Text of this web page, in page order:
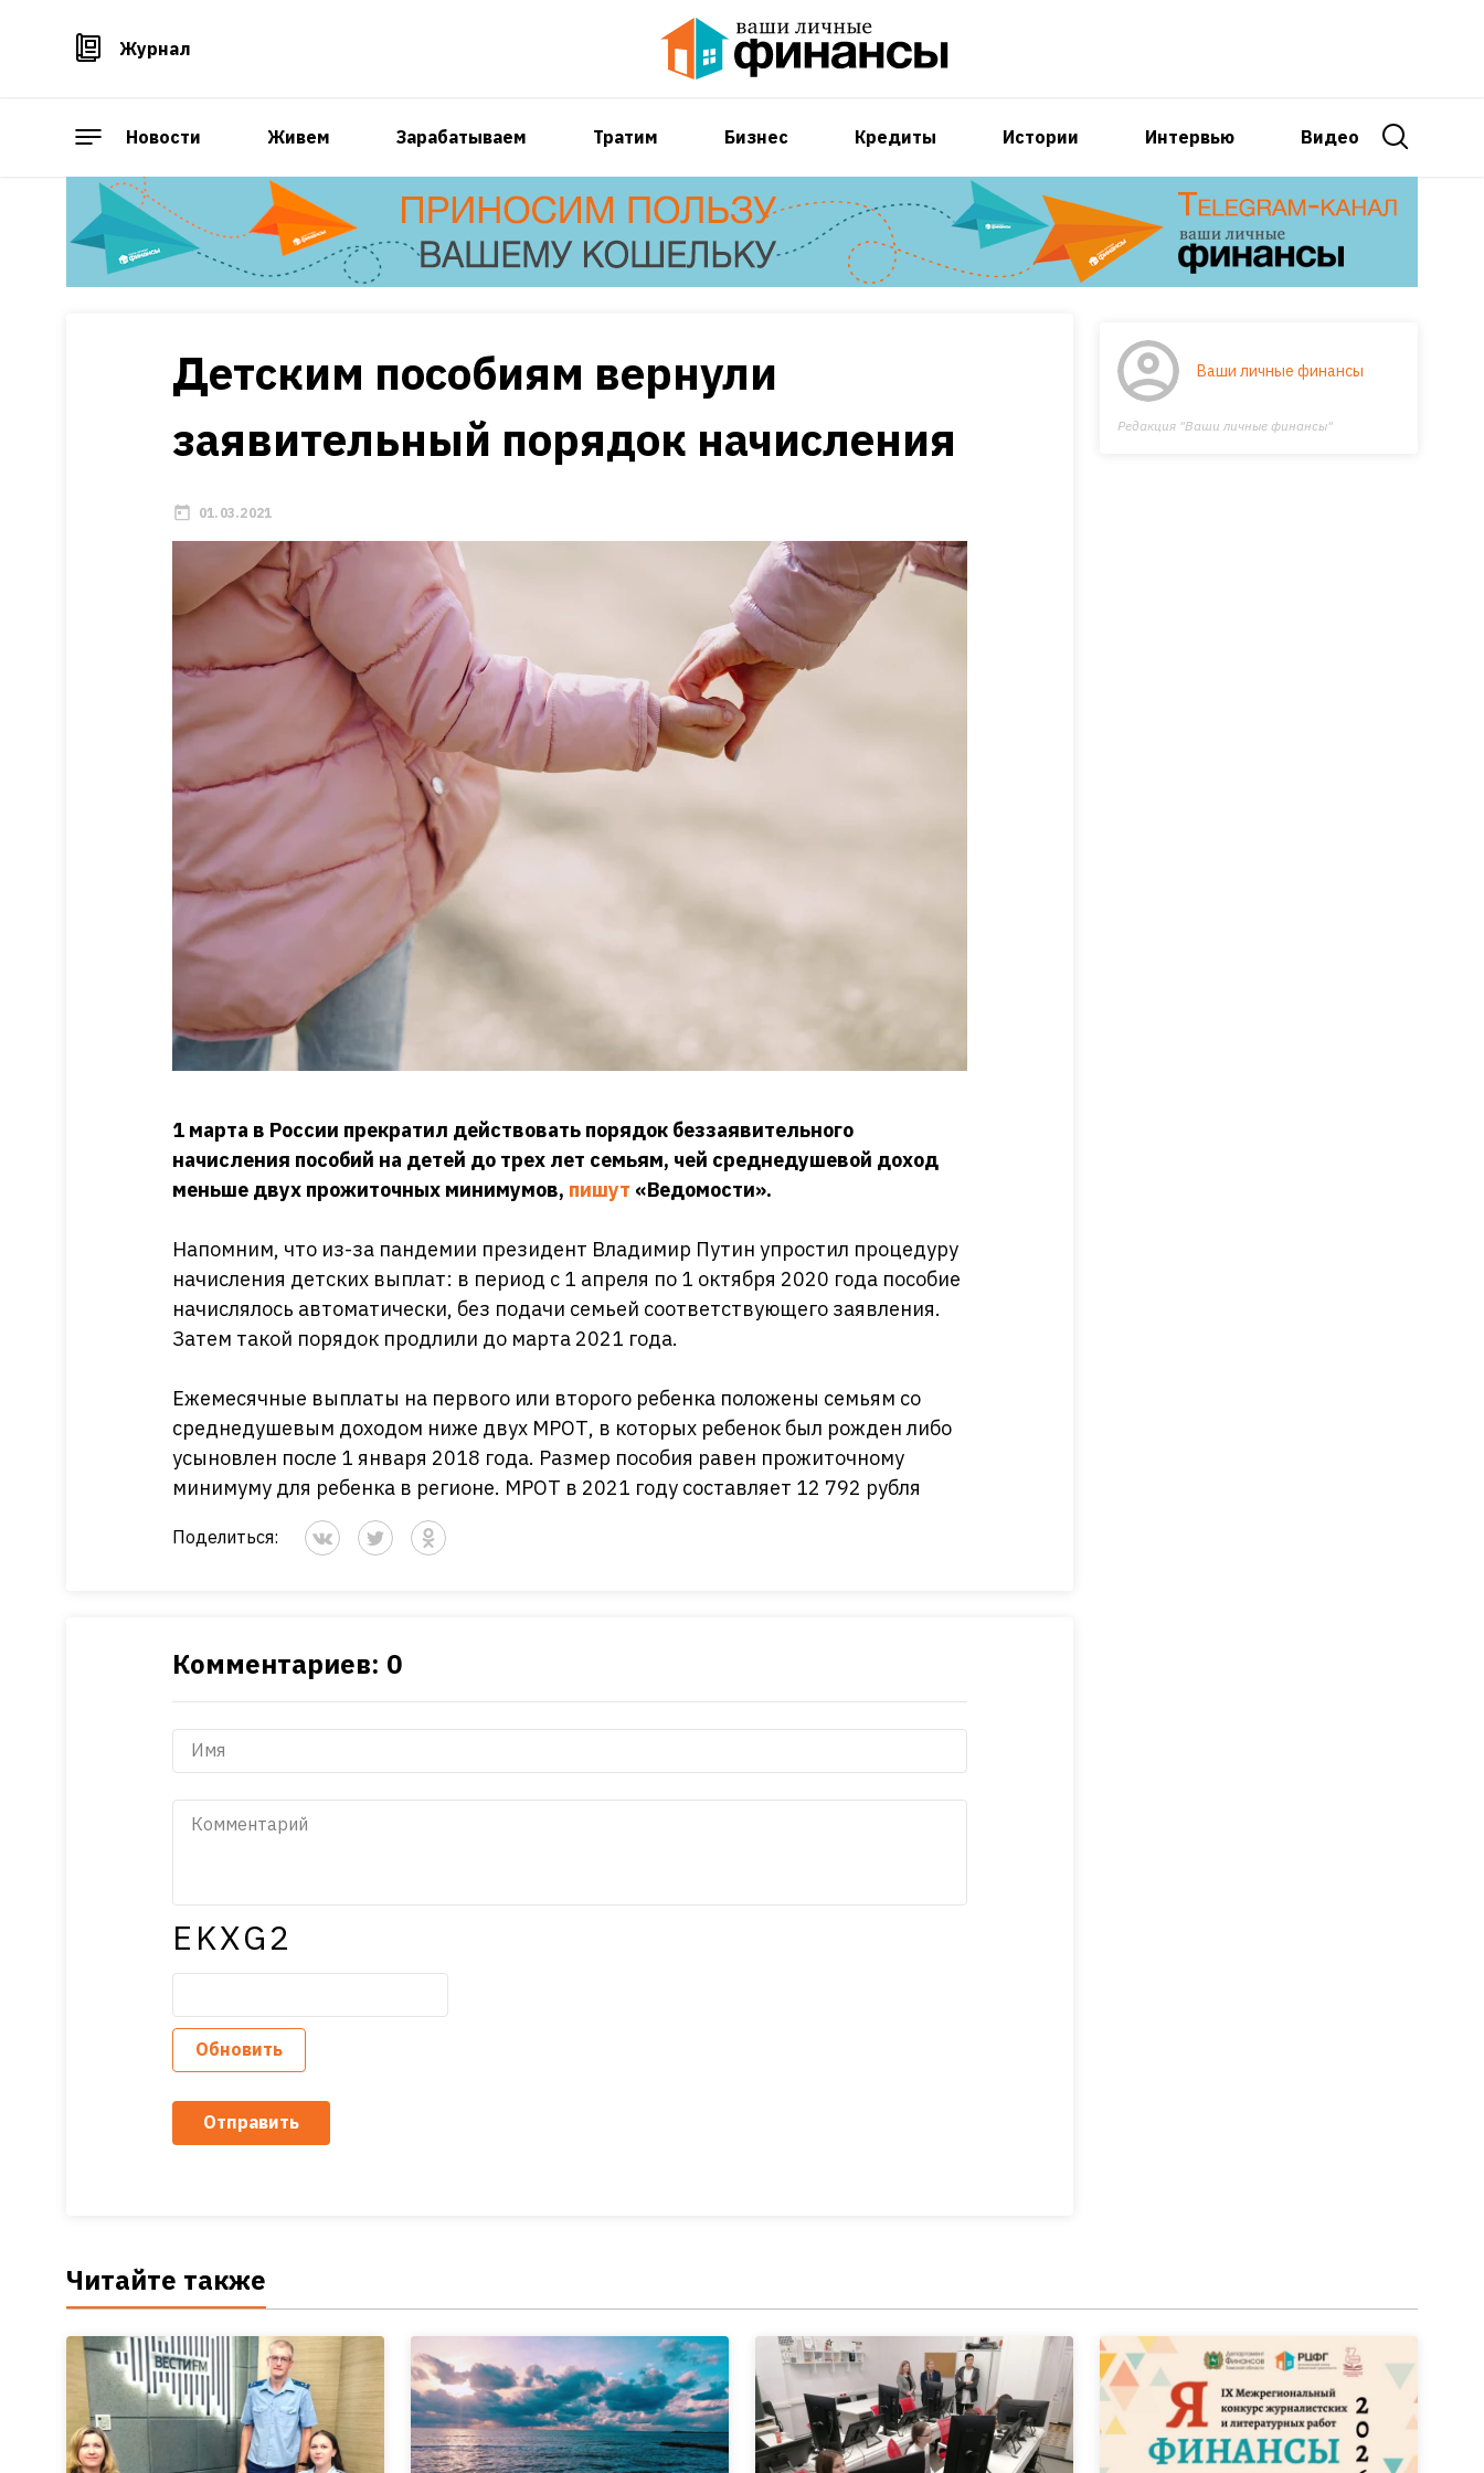
Журнал
Новости Живем Зарабатываем Тратим Бизнес Кредиты Истории Интервью Видео
Детским пособиям вернули
заявительный порядок начисления
01.03.2021
Ваши личные финансы
Редакция "Ваши личные финансы"
1 марта в России прекратил действовать порядок беззаявительного
начисления пособий на детей до трех лет семьям, чей среднедушевой доход
меньше двух прожиточных минимумов, пишут «Ведомости».
Напомним, что из-за пандемии президент Владимир Путин упростил процедуру
начисления детских выплат: в период с 1 апреля по 1 октября 2020 года пособие
начислялось автоматически, без подачи семьей соответствующего заявления.
Затем такой порядок продлили до марта 2021 года.
Ежемесячные выплаты на первого или второго ребенка положены семьям со
среднедушевым доходом ниже двух МРОТ, в которых ребенок был рожден либо
усыновлен после 1 января 2018 года. Размер пособия равен прожиточному
минимуму для ребенка в регионе. МРОТ в 2021 году составляет 12 792 рубля
Поделиться:
Комментариев: 0
EKXG2
Обновить
Отправить
Читайте также